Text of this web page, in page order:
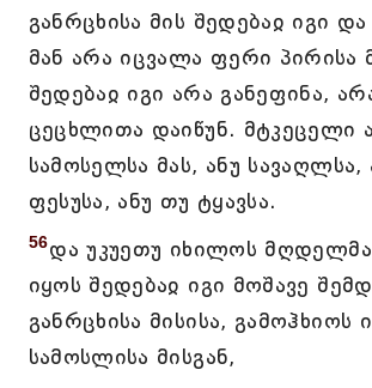
განრცხისა მის შედებაჲ იგი
მან არა იცვალა ფერი პირისა
შედებაჲ იგი არა განეფინა,
ცეცხლითა დაიწუნ. მტკეცელი
სამოსელსა მას, ანუ სავაღლსა,
ფესუსა, ანუ თუ ტყავსა.
56და უკუეთუ იხილოს
იყოს შედებაჲ იგი მოშავე
განრცხისა მისისა, გამოჰხიოს
სამოსლისა მისგან,